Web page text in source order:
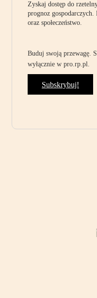
Zyskaj dostęp do
prognoz
oraz społeczeństwo.
Buduj swoją przewagę.
wyłącznie w pro.rp.pl.
Subskrybuj!